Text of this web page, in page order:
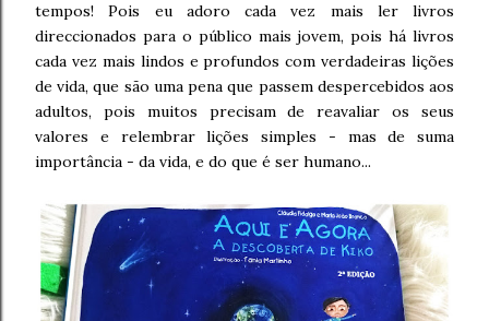
tempos! Pois eu adoro cada vez mais ler livros
direccionados para o público mais jovem, pois há livros
cada vez mais lindos e profundos com verdadeiras lições
de vida, que são uma pena que passem despercebidos aos
adultos, pois muitos precisam de reavaliar os seus
valores e relembrar lições simples - mas de suma
importância - da vida, e do que é ser humano...